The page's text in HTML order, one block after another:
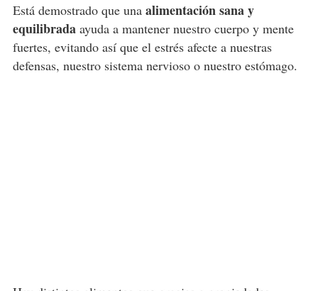
Está demostrado que una alimentación sana y
equilibradaayuda a mantener nuestro cuerpo y mente
fuertes, evitando así que el estrés afecte a nuestras
defensas, nuestro sistema nervioso o nuestro estómago.